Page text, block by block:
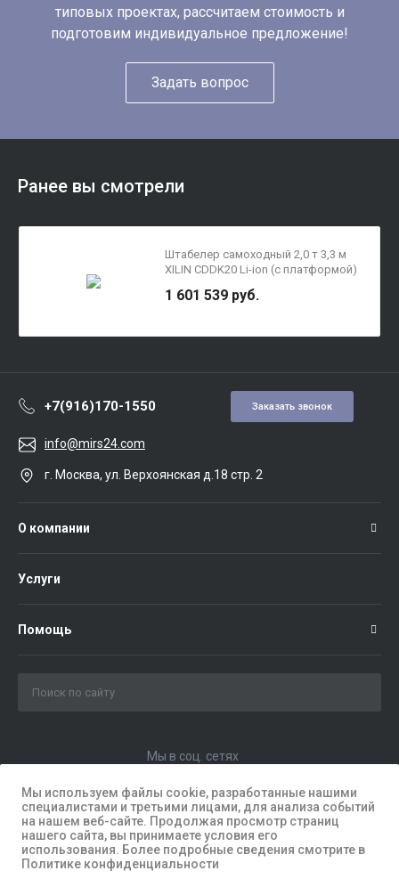
Мы используем файлы cookie, разработанные нашими
специалистами и третьими лицами, для анализа событий
на нашем веб-сайте. Продолжая просмотр страниц
нашего сайта, вы принимаете условия его
использования. Более подробные сведения смотрите в
Политике конфиденциальности
типовых проектах, рассчитаем стоимость и
подготовим индивидуальное предложение!
Задать вопрос
Ранее вы смотрели
Штабелер самоходный 2,0 т 3,3 м
XILIN CDDK20 Li-ion (с платформой)
1 601 539 руб.
+7(916)170-1550 Заказать звонок
info@mirs24.com
г. Москва, ул. Верхоянская д.18 стр. 2
О компании
Услуги
Помощь
Мы в соц. сетях